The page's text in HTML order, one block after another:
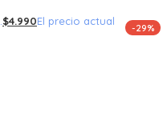
$4.990El precio actual
-29%